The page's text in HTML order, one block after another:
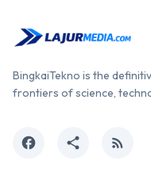
BingkaiTekno is the
frontiers of science,
facebook share rss_feed